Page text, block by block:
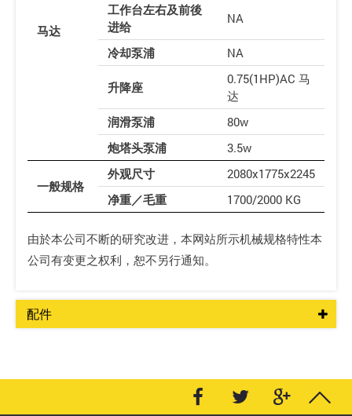
马达
工作台左右及前後
进给
NA
冷却泵浦 NA
升降座
0.75(1HP)AC 马
达
润滑泵浦
80w
炮塔头泵浦
3.5w
一般规格
外观尺寸
2080x1775x2245
净重／毛重
1700/2000 KG
由於本公司不断的研究改进，本网站所示机械规格特性本
公司有变更之权利，恕不另行通知。
配件